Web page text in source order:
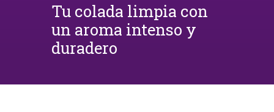
Tu colada limpia con
un aroma intenso y
duradero